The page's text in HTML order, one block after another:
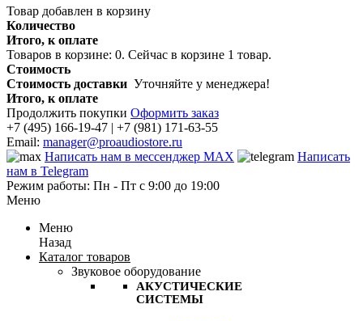
Товар добавлен в корзину
Количество
Итого, к оплате
Товаров в корзине: 0. Сейчас в корзине 1 товар.
Стоимость
Стоимость доставки Уточняйте у менеджера!
Итого, к оплате
Продолжить покупки Оформить заказ
+7 (495) 166-19-47 | +7 (981) 171-63-55
Email: manager@proaudiostore.ru
Написать нам в мессенджер MAX
Написать
нам в Telegram
Режим работы: Пн - Пт с 9:00 до 19:00
Меню
Меню
Назад
Каталог товаров
Звуковое оборудование
АКУСТИЧЕСКИЕ
СИСТЕМЫ